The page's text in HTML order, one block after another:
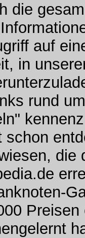
die
auf
in
rund
schon
die